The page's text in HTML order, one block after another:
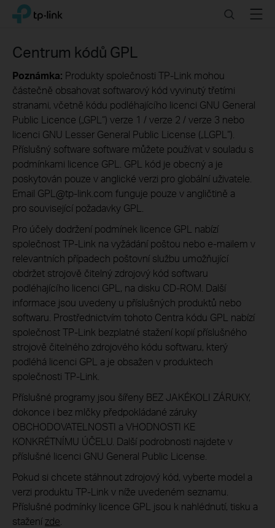
Click
navigation
TP-Link, Reliably Smart SearchMenu
Centrum kódů GPL
Poznámka: Produkty společnosti TP-Link mohou
částečně obsahovat softwarový kód vyvinutý třetími
stranami, včetně kódu podléhajícího licenci GNU General
Public Licence („GPL“) verze 1 / verze 2 / verze 3 nebo
licenci GNU Lesser General Public License („LGPL“).
Příslušný software software můžete používat v souladu s
podmínkami licence GPL. GPL kód je obecný a je
poskytován pouze v anglické verzi pro globální uživatele.
Email GPL@tp-link.com funguje pouze v angličtině a
pro související požadavky GPL.
Pro účely dodržení podmínek licence GPL nabízí
společnost TP-Link na vyžádání poštou nebo e-mailem v
relevantních případech poštovní službu umožňující
obdržet strojově čitelný zdrojový kód softwaru
podléhajícího licenci GPL, na disku CD-ROM. Další
informace jsou uvedeny u příslušných produktů nebo
softwaru. Prostřednictvím tohoto Centra kódu GPL nabízí
společnost TP-Link bezplatné stažení kopií příslušného
strojově čitelného zdrojového kódu softwaru, který
podléhá licenci GPL a je obsažen v produktech
společnosti TP-Link.
Příslušné programy jsou šířeny BEZ JAKÉKOLI ZÁRUKY,
dokonce i bez mlčky předpokládané záruky
OBCHODOVATELNOSTI a VHODNOSTI KE
KONKRÉTNÍMU ÚČELU. Další podrobnosti najdete v
příslušné licenci GNU General Public License.
Pokud si chcete stáhnout zdrojový kód, vyberte model a
verzi produktu TP-Link v níže uvedeném seznamu.
Příslušné podmínky licence GPL jsou k nahlédnutí, tisku a
staženízde